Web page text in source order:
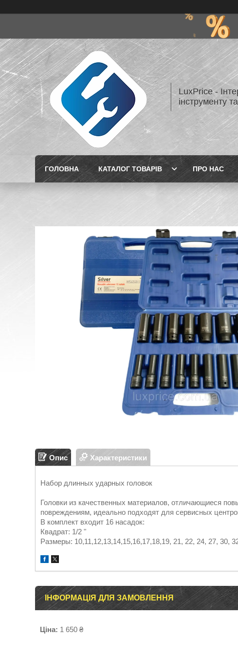
LuxPrice -
інструменту
ГОЛОВНА КАТАЛОГ ТОВАРІВ ПРО НАС
Опис Характеристики
Набор длинных ударных головок
Головки из качественных материалов, отличающиеся
повреждениям, идеально подходят для сервисных
В комплект входит 16 насадок:
Квадрат: 1/2 "
Размеры: 10,11,12,13,14,15,16,17,18,19, 21, 22, 24, 27, 30,
ІНФОРМАЦІЯ ДЛЯ ЗАМОВЛЕННЯ
Ціна: 1 650 ₴